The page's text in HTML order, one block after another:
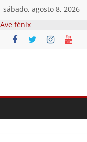
sábado, agosto 8, 2026
El segundo (Del II Tomo del
Pandemonium)
Ave fénix
¿Dios no existe?